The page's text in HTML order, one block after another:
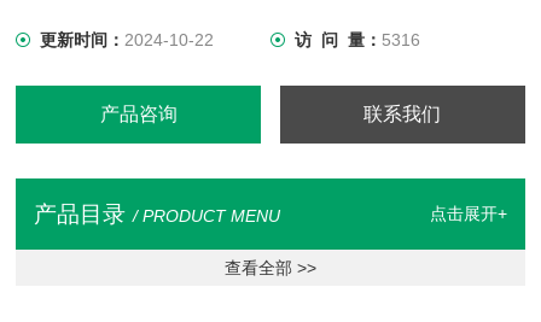
更新时间： 2024-10-22 访 问 量： 5316
产品咨询 联系我们
产品目录 / PRODUCT MENU 点击展开+
查看全部 >>